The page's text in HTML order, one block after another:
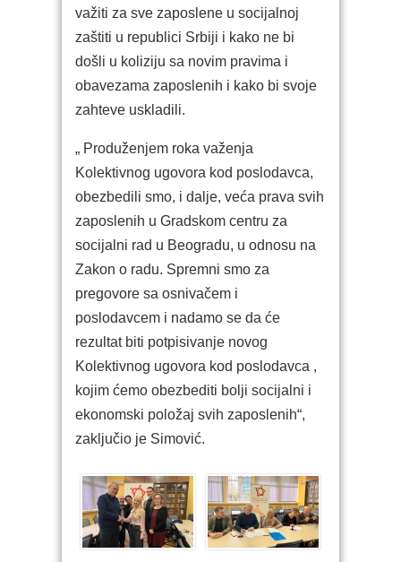
važiti za sve zaposlene u socijalnoj
zaštiti u republici Srbiji i kako ne bi
došli u koliziju sa novim pravima i
obavezama zaposlenih i kako bi svoje
zahteve uskladili.
„ Produženjem roka važenja
Kolektivnog ugovora kod poslodavca,
obezbedili smo, i dalje, veća prava svih
zaposlenih u Gradskom centru za
socijalni rad u Beogradu, u odnosu na
Zakon o radu. Spremni smo za
pregovore sa osnivačem i
poslodavcem i nadamo se da će
rezultat biti potpisivanje novog
Kolektivnog ugovora kod poslodavca ,
kojim ćemo obezbediti bolji socijalni i
ekonomski položaj svih zaposlenih“,
zaključio je Simović.